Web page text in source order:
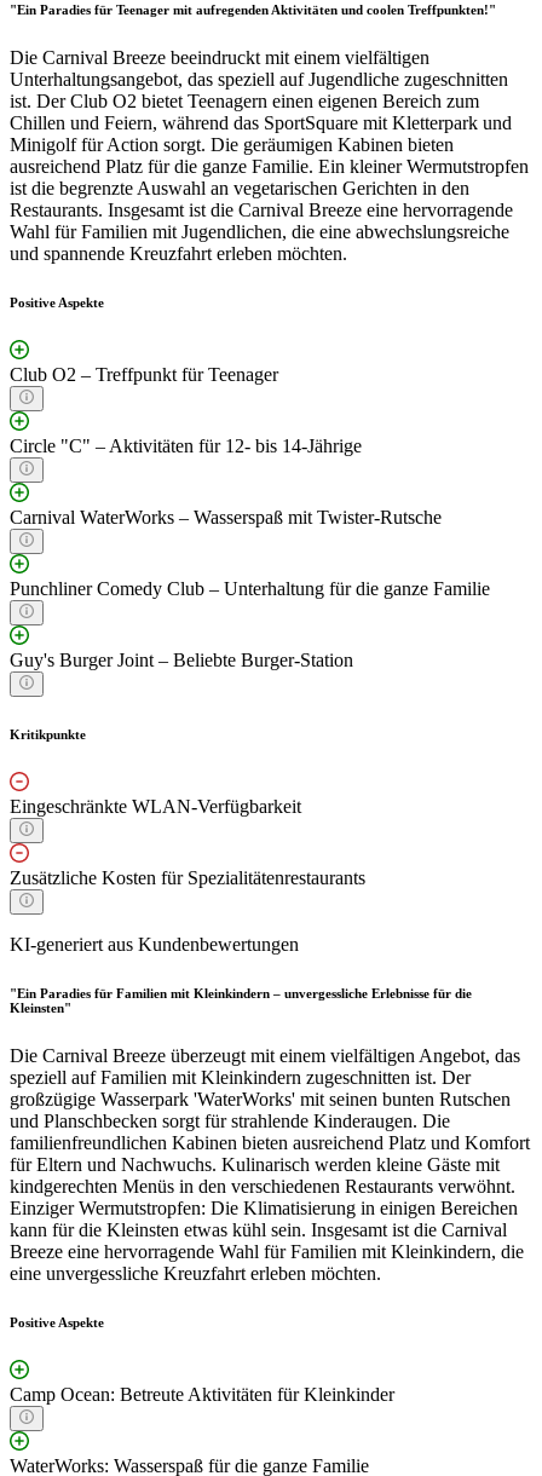
"Ein Paradies für Teenager mit aufregenden Aktivitäten und coolen Treffpunkten!"
Die Carnival Breeze beeindruckt mit einem vielfältigen
Unterhaltungsangebot, das speziell auf Jugendliche zugeschnitten
ist. Der Club O2 bietet Teenagern einen eigenen Bereich zum
Chillen und Feiern, während das SportSquare mit Kletterpark und
Minigolf für Action sorgt. Die geräumigen Kabinen bieten
ausreichend Platz für die ganze Familie. Ein kleiner Wermutstropfen
ist die begrenzte Auswahl an vegetarischen Gerichten in den
Restaurants. Insgesamt ist die Carnival Breeze eine hervorragende
Wahl für Familien mit Jugendlichen, die eine abwechslungsreiche
und spannende Kreuzfahrt erleben möchten.
Positive Aspekte
Club O2 – Treffpunkt für Teenager
Circle "C" – Aktivitäten für 12- bis 14-Jährige
Carnival WaterWorks – Wasserspaß mit Twister-Rutsche
Punchliner Comedy Club – Unterhaltung für die ganze Familie
Guy's Burger Joint – Beliebte Burger-Station
Kritikpunkte
Eingeschränkte WLAN-Verfügbarkeit
Zusätzliche Kosten für Spezialitätenrestaurants
KI-generiert aus Kundenbewertungen
"Ein Paradies für Familien mit Kleinkindern – unvergessliche Erlebnisse für die
Kleinsten"
Die Carnival Breeze überzeugt mit einem vielfältigen Angebot, das
speziell auf Familien mit Kleinkindern zugeschnitten ist. Der
großzügige Wasserpark 'WaterWorks' mit seinen bunten Rutschen
und Planschbecken sorgt für strahlende Kinderaugen. Die
familienfreundlichen Kabinen bieten ausreichend Platz und Komfort
für Eltern und Nachwuchs. Kulinarisch werden kleine Gäste mit
kindgerechten Menüs in den verschiedenen Restaurants verwöhnt.
Einziger Wermutstropfen: Die Klimatisierung in einigen Bereichen
kann für die Kleinsten etwas kühl sein. Insgesamt ist die Carnival
Breeze eine hervorragende Wahl für Familien mit Kleinkindern, die
eine unvergessliche Kreuzfahrt erleben möchten.
Positive Aspekte
Camp Ocean: Betreute Aktivitäten für Kleinkinder
WaterWorks: Wasserspaß für die ganze Familie